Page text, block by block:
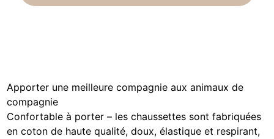
Apporter une meilleure compagnie aux animaux de
compagnie
Confortable à porter – les chaussettes sont fabriquées
en coton de haute qualité, doux, élastique et respirant,